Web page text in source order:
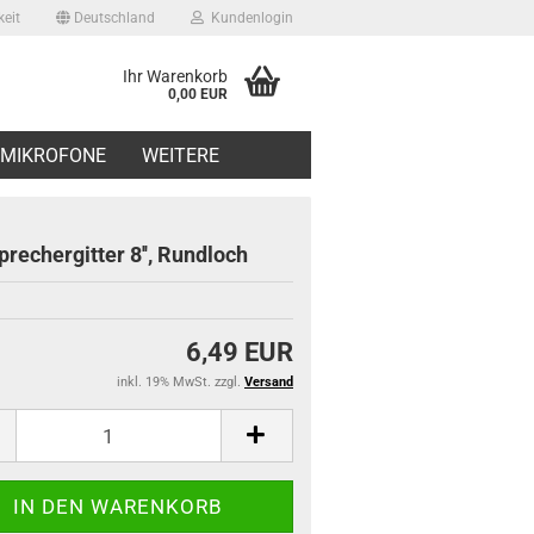
Deutschland Kundenlogin
Ihr Warenkorb
0,00 EUR
MIKROFONE WEITERE
8'', Rundloch
6,49 EUR
inkl. 19% MwSt. zzgl. Versand